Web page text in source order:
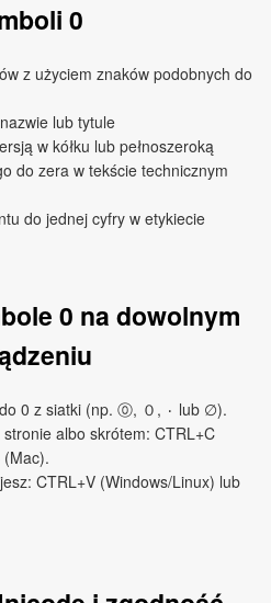
0
z użyciem znaków podobnych do
lub tytule
w kółku lub pełnoszeroką
do zera w tekście technicznym
do jednej cyfry w etykiecie
0 na dowolnym
Wybierz symbol podobny do 0 z siatki (np. ⓪, ０, ٠ lub ∅).
albo skrótem: CTRL+C
CTRL+V (Windows/Linux) lub